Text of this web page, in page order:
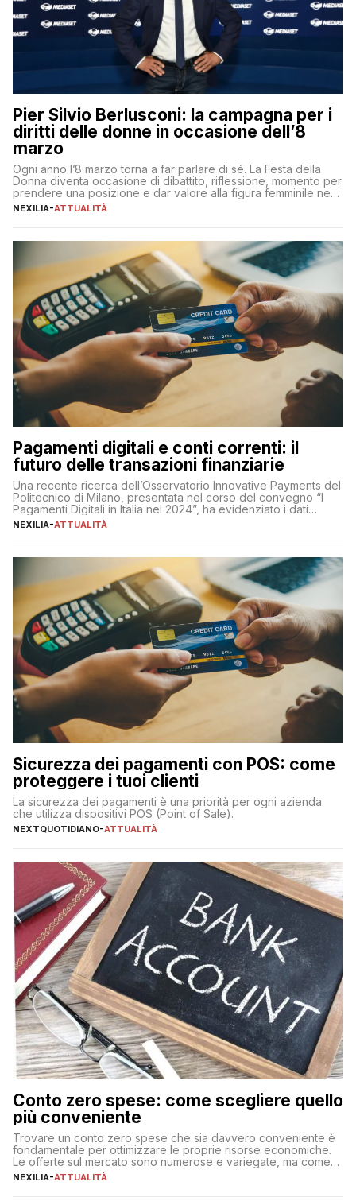
Pier Silvio Berlusconi: la campagna per i
diritti delle donne in occasione dell’8
marzo
Ogni anno l’8 marzo torna a far parlare di sé. La Festa della
Donna diventa occasione di dibattito, riflessione, momento per
prendere una posizione e dar valore alla figura femminile nella
sua complessità e crucialità. A lanciare un messaggio “forte e
NEXILIA-ATTUALITÀ
Pagamenti digitali e conti correnti: il
futuro delle transazioni finanziarie
Una recente ricerca dell’Osservatorio Innovative Payments del
Politecnico di Milano, presentata nel corso del convegno “I
Pagamenti Digitali in Italia nel 2024”, ha evidenziato i dati
definitivi del primo semestre 2024 relativamente alle
NEXILIA-ATTUALITÀ
Sicurezza dei pagamenti con POS: come
proteggere i tuoi clienti
La sicurezza dei pagamenti è una priorità per ogni azienda
che utilizza dispositivi POS (Point of Sale).
NEXTQUOTIDIANO-ATTUALITÀ
Conto zero spese: come scegliere quello
più conveniente
Trovare un conto zero spese che sia davvero conveniente è
fondamentale per ottimizzare le proprie risorse economiche.
Le offerte sul mercato sono numerose e variegate, ma come
individuare quella più adatta alle proprie esigenze senza
NEXILIA-ATTUALITÀ